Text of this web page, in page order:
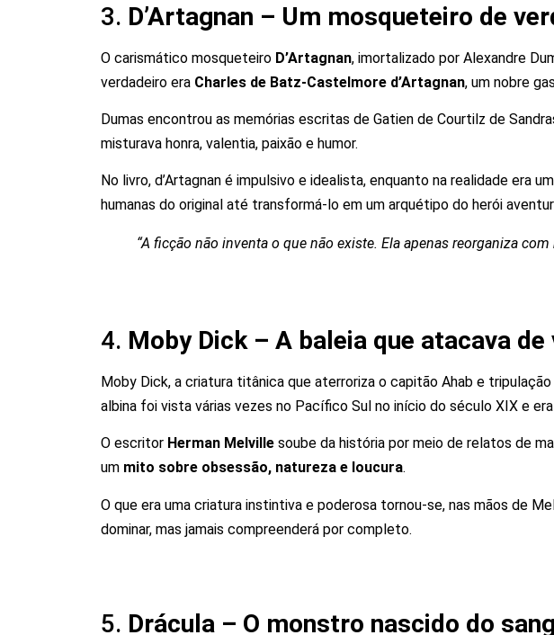
3. D’Artagnan – Um mosqueteiro de
O carismático mosqueteiro D’Artagnan, imortalizado por Alexandre
verdadeiro era Charles de Batz-Castelmore d’Artagnan, um nobre
Dumas encontrou as memórias escritas de Gatien de Courtilz de
misturava honra, valentia, paixão e humor.
No livro, d’Artagnan é impulsivo e idealista, enquanto na realidade
humanas do original até transformá-lo em um arquétipo do herói
“A ficção não inventa o que não existe. Ela apenas reorganiza
4. Moby Dick – A baleia que atacava de
Moby Dick, a criatura titânica que aterroriza o capitão Ahab e
albina foi vista várias vezes no Pacífico Sul no início do século XIX e
O escritor Herman Melville soube da história por meio de relatos de
um mito sobre obsessão, natureza e loucura.
O que era uma criatura instintiva e poderosa tornou-se, nas mãos de
dominar, mas jamais compreenderá por completo.
5. Drácula – O monstro nascido do